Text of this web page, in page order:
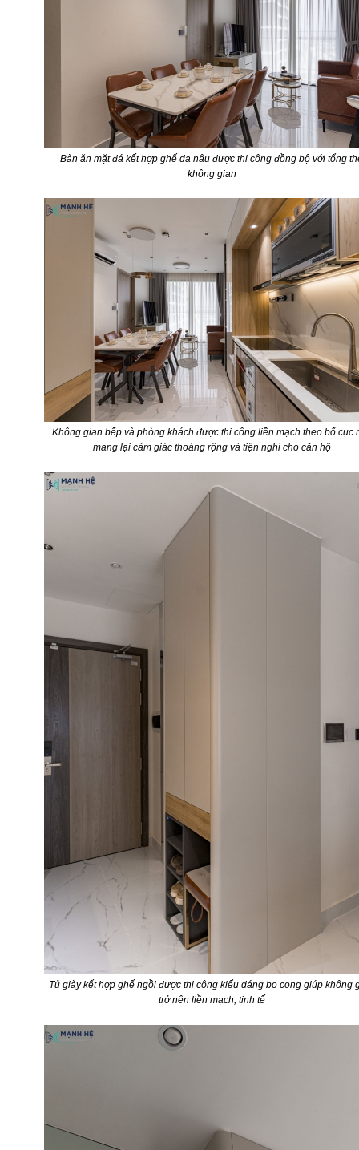
Bàn ăn mặt đá kết hợp ghế da nâu được thi công đồng bộ với tổng
không gian
Không gian bếp và phòng khách được thi công liền mạch theo bố cục
mang lại cảm giác thoáng rộng và tiện nghi cho căn hộ
Tủ giày kết hợp ghế ngồi được thi công kiểu dáng bo cong giúp không
trở nên liền mạch, tinh tế